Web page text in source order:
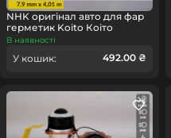
NHK оригінал авто для фар
герметик Koito Коіто
бутиловий шнур термо
В наявності
У кошик: 492.00 ₴